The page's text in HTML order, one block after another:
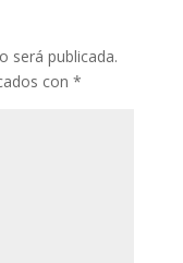
será publicada.
con *